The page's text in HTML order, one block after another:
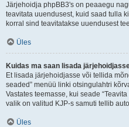
Järjehoidja phpBB3's on peaaegu
teavitata uuendusest, kuid saad tulla
korral sind teavitatakse uuendusest
Üles
Kuidas ma saan lisada
Et lisada järjehoidjasse või tellida
seaded” menüü linki otsingulahtri
Vastates teemasse, kui seade
valik on valitud KJP-s samuti tellib
Üles